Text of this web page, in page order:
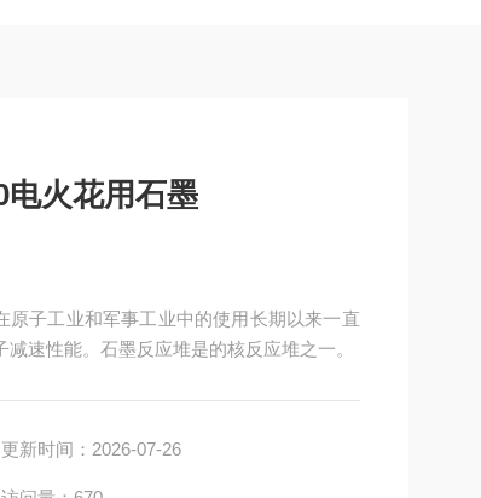
火花用石墨
原子工业和军事工业中的使用长期以来一直
速性能。石墨反应堆是的核反应堆之一。
更新时间：2026-07-26